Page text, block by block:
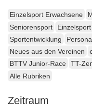
Einzelsport Erwachsene
Seniorensport
Sportentwicklung
Neues aus den Vereinen
BTTV Junior-Race
TT-
Alle Rubriken
Zeitraum